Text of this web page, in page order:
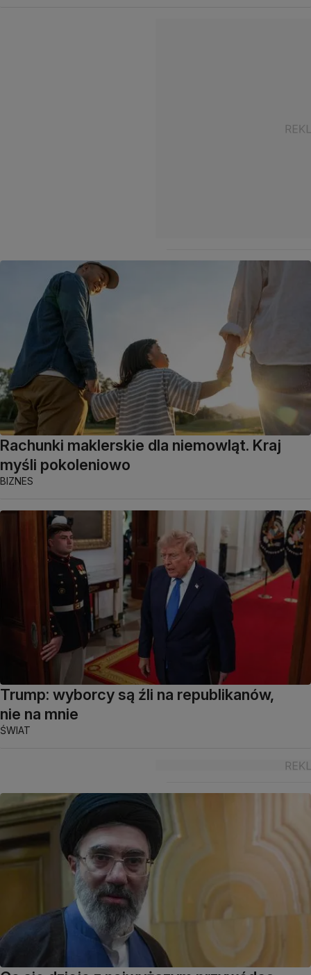
Rachunki maklerskie dla niemowląt. Kraj
myśli pokoleniowo
BIZNES
Trump: wyborcy są źli na republikanów,
nie na mnie
ŚWIAT